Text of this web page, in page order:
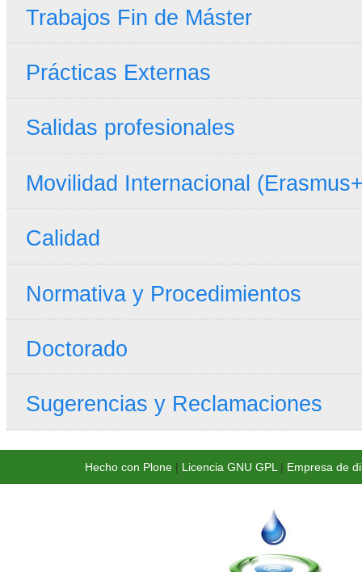
Trabajos Fin de Máster
Prácticas Externas
Salidas profesionales
Movilidad Internacional
Calidad
Normativa y Procedimientos
Doctorado
Sugerencias y Reclamaciones
Hecho con Plone| Licencia GNU GPL | Empresa de